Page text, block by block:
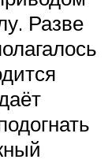
Разве